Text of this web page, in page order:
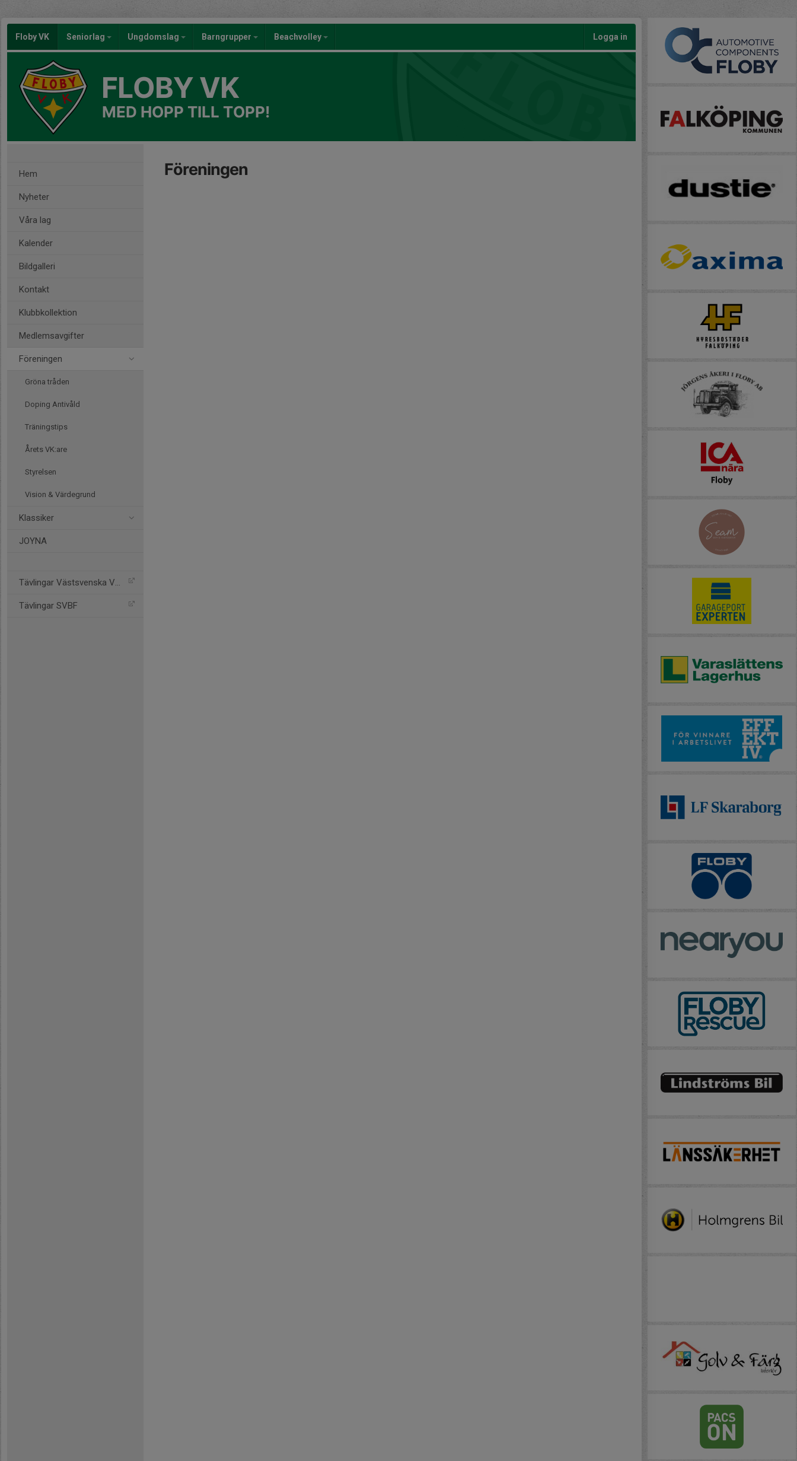
Floby VK Seniorlag Ungdomslag Barngrupper Beachvolley Logga in
FLOBY VK
MED HOPP TILL TOPP!
Hem
Nyheter
Våra lag
Kalender
Bildgalleri
Kontakt
Klubbkollektion
Medlemsavgifter
Föreningen
Gröna tråden
Doping Antivåld
Träningstips
Årets VK:are
Styrelsen
Vision & Värdegrund
Klassiker
JOYNA
Tävlingar Västsvenska VBF
Tävlingar SVBF
Föreningen